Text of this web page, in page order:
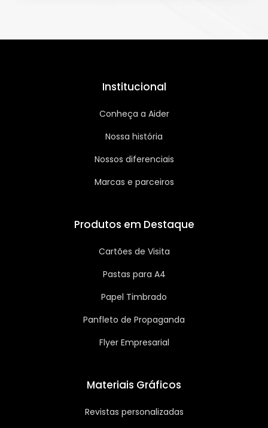
Institucional
Conheça a Aider
Nossa história
Nossos diferenciais
Marcas e parceiros
Produtos em Destaque
Cartões de Visita
Pastas para A4
Papel Timbrado
Panfleto de Propaganda
Flyer Empresarial
Materiais Gráficos
Revistas personalizadas